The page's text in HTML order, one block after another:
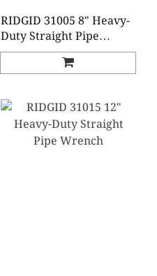
RIDGID 31005 8" Heavy-
Duty Straight Pipe
Wrench